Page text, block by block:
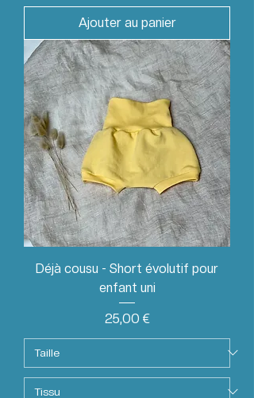
Ajouter au panier
Déjà cousu - Short évolutif pour
enfant uni
Prix
25,00 €